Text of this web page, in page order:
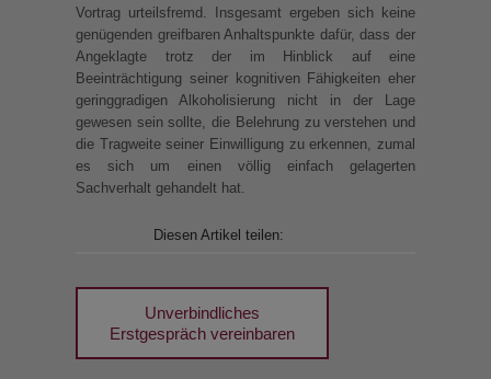
Vortrag urteilsfremd. Insgesamt ergeben sich keine
genügenden greifbaren Anhaltspunkte dafür, dass der
Angeklagte trotz der im Hinblick auf eine
Beeinträchtigung seiner kognitiven Fähigkeiten eher
geringgradigen Alkoholisierung nicht in der Lage
gewesen sein sollte, die Belehrung zu verstehen und
die Tragweite seiner Einwilligung zu erkennen, zumal
es sich um einen völlig einfach gelagerten
Sachverhalt gehandelt hat.
Diesen Artikel teilen:
Unverbindliches
Erstgespräch vereinbaren